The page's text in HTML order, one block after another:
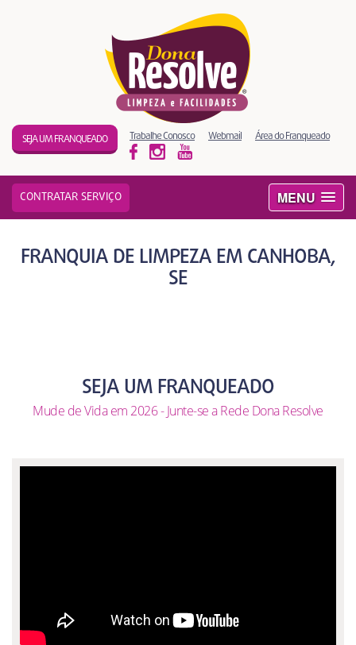
MENU
SEJA UM FRANQUEADO Trabalhe Conosco Webmail Área do Franqueado
CONTRATAR SERVIÇO
FRANQUIA DE LIMPEZA EM CANHOBA,
SE
SEJA UM FRANQUEADO
Mude de Vida em 2026 - Junte-se a Rede Dona Resolve